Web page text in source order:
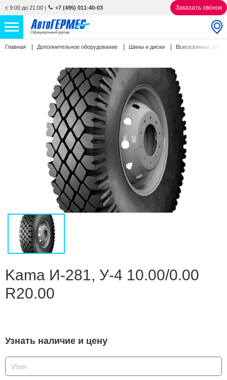
с 9:00 до 21:00 | +7 (495) 011-40-03 Заказать звонок
Официальный дилер
НОВЫЕ АВТОМОБИЛИ 4793 авто
С ПРОБЕГОМ 843 авто
О КОМПАНИИ
Избранное
Сравнение
Главная Дополнительное оборудование Шины и диски Всесезонные
Kama И-281, У-4 10.00/0.00
R20.00
Узнать наличие и цену